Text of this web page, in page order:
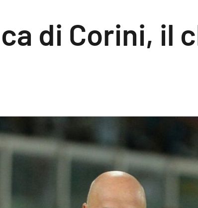
di Corini, il